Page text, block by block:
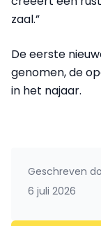
zaal.”
De eerste
genomen, de
in het najaar.
Geschreven
6 juli 2026